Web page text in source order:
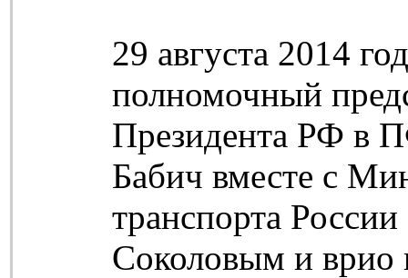
29 августа 2014
полномочный
Президента РФ в
Бабич вместе с
транспорта
Соколовым и врио